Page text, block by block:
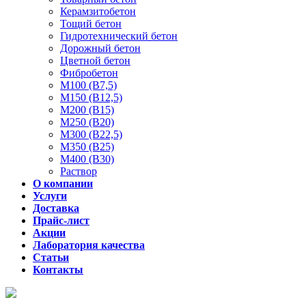
Керамзитобетон
Тощий бетон
Гидротехнический бетон
Дорожный бетон
Цветной бетон
Фибробетон
М100 (В7,5)
М150 (В12,5)
М200 (В15)
М250 (В20)
М300 (В22,5)
М350 (В25)
М400 (В30)
Раствор
О компании
Услуги
Доставка
Прайс-лист
Акции
Лаборатория качества
Статьи
Контакты